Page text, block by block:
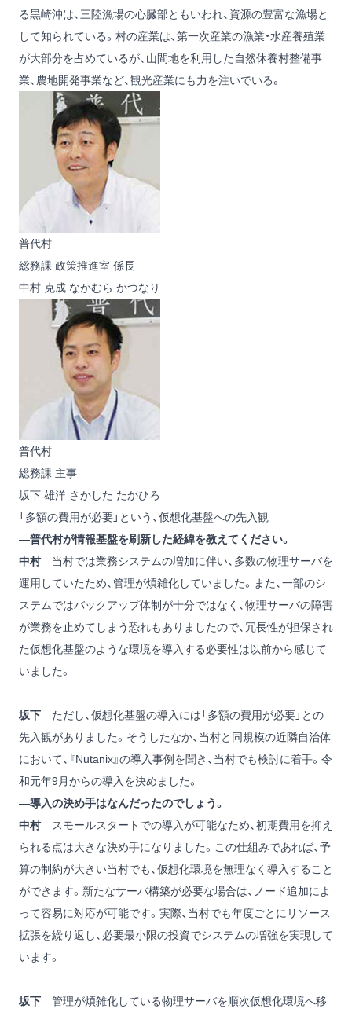
る黒崎沖は、三陸漁場の心臓部ともいわれ、資源の豊富な漁場と
して知られている。村の産業は、第一次産業の漁業・水産養殖業
が大部分を占めているが、山間地を利用した自然休養村整備事
業、農地開発事業など、観光産業にも力を注いでいる。
普代村
総務課 政策推進室 係長
中村 克成 なかむら かつなり
普代村
総務課 主事
坂下 雄洋 さかした たかひろ
「多額の費用が必要」という、仮想化基盤への先入観
―普代村が情報基盤を刷新した経緯を教えてください。
中村当村では業務システムの増加に伴い、多数の物理サーバを
運用していたため、管理が煩雑化していました。また、一部のシ
ステムではバックアップ体制が十分ではなく、物理サーバの障害
が業務を止めてしまう恐れもありましたので、冗長性が担保され
た仮想化基盤のような環境を導入する必要性は以前から感じて
いました。
坂下 ただし、仮想化基盤の導入には「多額の費用が必要」との
先入観がありました。そうしたなか、当村と同規模の近隣自治体
において、『Nutanix』の導入事例を聞き、当村でも検討に着手。令
和元年9月からの導入を決めました。
―導入の決め手はなんだったのでしょう。
中村スモールスタートでの導入が可能なため、初期費用を抑え
られる点は大きな決め手になりました。この仕組みであれば、予
算の制約が大きい当村でも、仮想化環境を無理なく導入すること
ができます。新たなサーバ構築が必要な場合は、ノード追加によ
って容易に対応が可能です。実際、当村でも年度ごとにリソース
拡張を繰り返し、必要最小限の投資でシステムの増強を実現して
います。
坂下 管理が煩雑化している物理サーバを順次仮想化環境へ移